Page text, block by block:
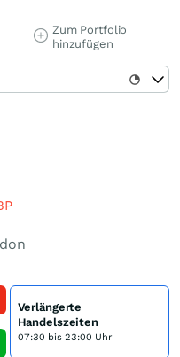
Zum Portfolio
hinzufügen
Verlängerte
Handelszeiten
07:30 bis 23:00 Uhr